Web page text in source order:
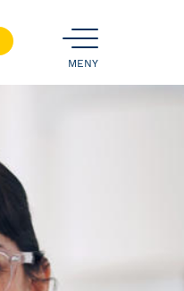
ÖPPNA
MENY